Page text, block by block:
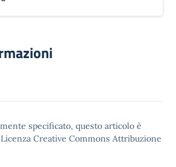
specificato, questo articolo è
Licenza Creative Commons Attribuzione